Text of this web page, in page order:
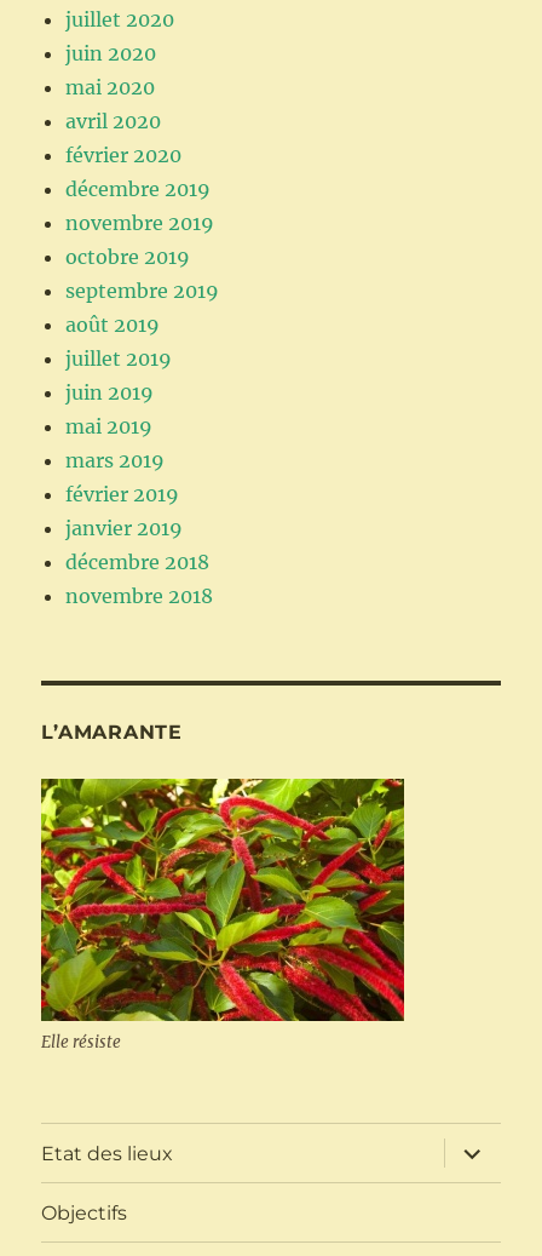
juillet 2020
juin 2020
mai 2020
avril 2020
février 2020
décembre 2019
novembre 2019
octobre 2019
septembre 2019
août 2019
juillet 2019
juin 2019
mai 2019
mars 2019
février 2019
janvier 2019
décembre 2018
novembre 2018
L’AMARANTE
Elle résiste
Etat des lieux
ouvrir
le
sous-
Objectifs